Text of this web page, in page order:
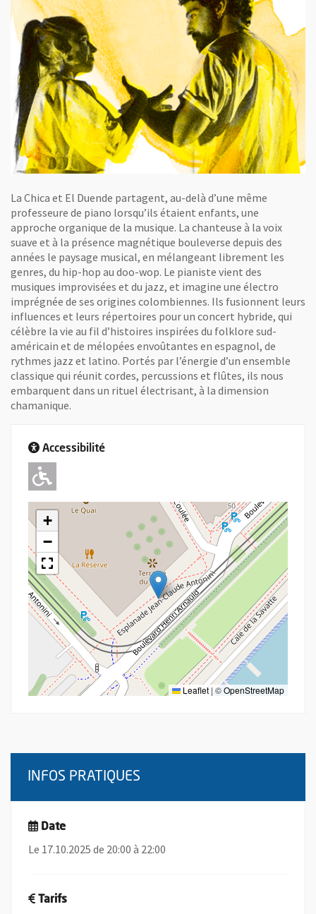
La Chica et El Duende partagent, au-delà d’une même
professeure de piano lorsqu’ils étaient enfants, une
approche organique de la musique. La chanteuse à la voix
suave et à la présence magnétique bouleverse depuis des
années le paysage musical, en mélangeant librement les
genres, du hip-hop au doo-wop. Le pianiste vient des
musiques improvisées et du jazz, et imagine une électro
imprégnée de ses origines colombiennes. Ils fusionnent leurs
influences et leurs répertoires pour un concert hybride, qui
célèbre la vie au fil d’histoires inspirées du folklore sud-
américain et de mélopées envoûtantes en espagnol, de
rythmes jazz et latino. Portés par l’énergie d’un ensemble
classique qui réunit cordes, percussions et flûtes, ils nous
embarquent dans un rituel électrisant, à la dimension
chamanique.
Accessibilité
Adapté pour l'handicap Moteur
+
−
Leaflet | ©OpenStreetMap
INFOS PRATIQUES
Date
Le 17.10.2025 de 20:00 à 22:00
Tarifs